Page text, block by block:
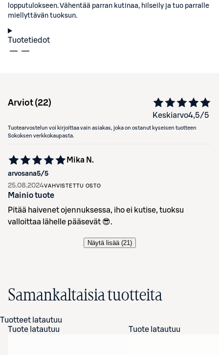
lopputulokseen. Vähentää parran kutinaa, hilseily ja tuo parralle
miellyttävän tuoksun.
Tuotetiedot
Arviot (22)
Keskiarvo4,5/5
Tuotearvostelun voi kirjoittaa vain asiakas, joka on ostanut kyseisen tuotteen
Sokoksen verkkokaupasta.
arvosana5/5
Mika N.
25.08.2024VAHVISTETTU OSTO
Mainio tuote
Pitää haivenet ojennuksessa, iho ei kutise, tuoksu
valloittaa lähelle pääsevät 😎.
Näytä lisää (21)
Samankaltaisia tuotteita
Tuotteet latautuu
Tuote latautuu
Tuote latautuu